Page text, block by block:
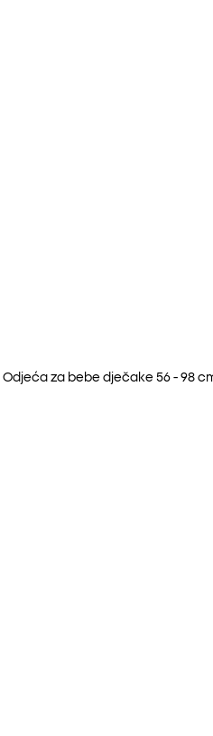
Odjeća za bebe dječake 56 - 98